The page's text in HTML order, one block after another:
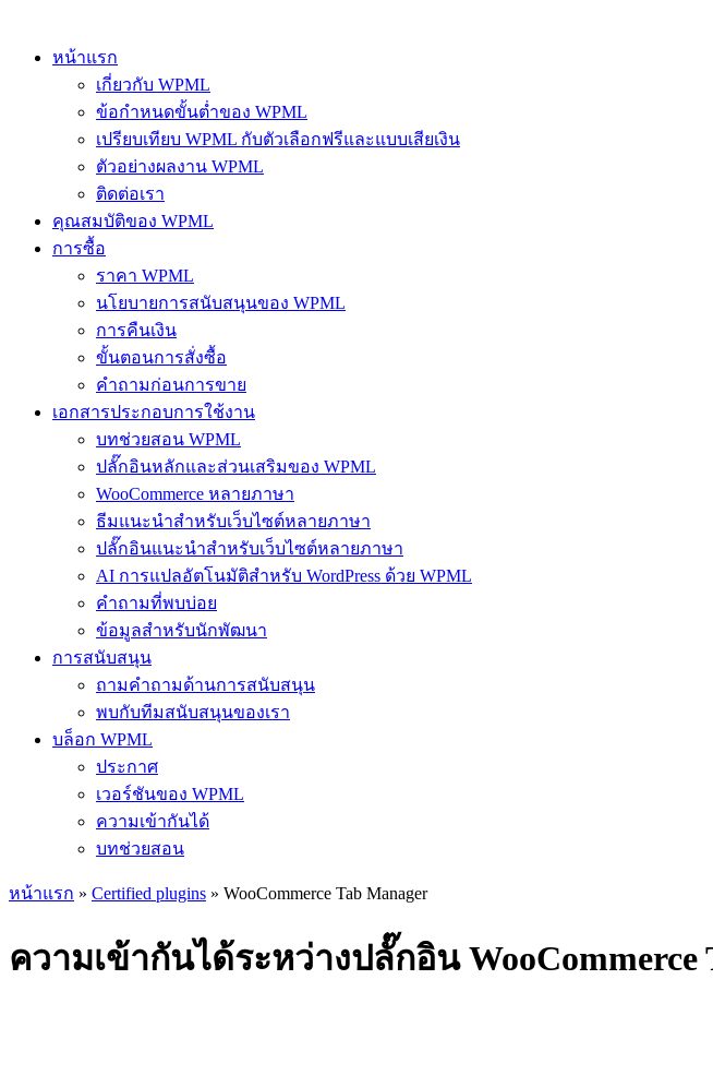
หน้าแรก
เกี่ยวกับ WPML
ข้อกำหนดขั้นต่ำของ WPML
เปรียบเทียบ WPML กับตัวเลือกฟรีและแบบเสียเงิน
ตัวอย่างผลงาน WPML
ติดต่อเรา
คุณสมบัติของ WPML
การซื้อ
ราคา WPML
นโยบายการสนับสนุนของ WPML
การคืนเงิน
ขั้นตอนการสั่งซื้อ
คำถามก่อนการขาย
เอกสารประกอบการใช้งาน
บทช่วยสอน WPML
ปลั๊กอินหลักและส่วนเสริมของ WPML
WooCommerce หลายภาษา
ธีมแนะนำสำหรับเว็บไซต์หลายภาษา
ปลั๊กอินแนะนำสำหรับเว็บไซต์หลายภาษา
AI การแปลอัตโนมัติสำหรับ WordPress ด้วย WPML
คำถามที่พบบ่อย
ข้อมูลสำหรับนักพัฒนา
การสนับสนุน
ถามคำถามด้านการสนับสนุน
พบกับทีมสนับสนุนของเรา
บล็อก WPML
ประกาศ
เวอร์ชันของ WPML
ความเข้ากันได้
บทช่วยสอน
หน้าแรก » Certified plugins » WooCommerce Tab Manager
ความเข้ากันได้ระหว่างปลั๊กอิน WooCommerce